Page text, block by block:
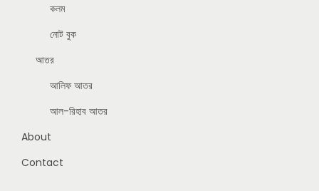
কলম
নোট বুক
আতর
আলিফ আতর
আল-রিহাব আতর
About
Contact